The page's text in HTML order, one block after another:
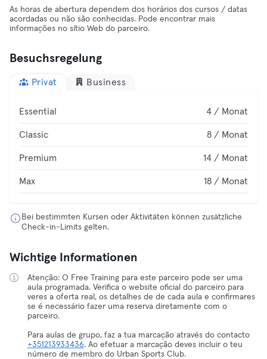
As horas de abertura dependem dos horários dos cursos / datas
acordadas ou não são conhecidas. Pode encontrar mais
informações no sítio Web do parceiro.
Besuchsregelung
Privat Business
Essential 4 / Monat
Classic 8 / Monat
Premium 14 / Monat
Max 18 / Monat
Bei bestimmten Kursen oder Aktivitäten können zusätzliche
Check-in-Limits gelten.
Wichtige Informationen
Atenção: O Free Training para este parceiro pode ser uma
aula programada. Verifica o website oficial do parceiro para
veres a oferta real, os detalhes de de cada aula e confirmares
se é necessário fazer uma reserva diretamente com o
parceiro.
Para aulas de grupo, faz a tua marcação através do contacto
+351213933436. Ao efetuar a marcação deves incluir o teu
número de membro do Urban Sports Club.